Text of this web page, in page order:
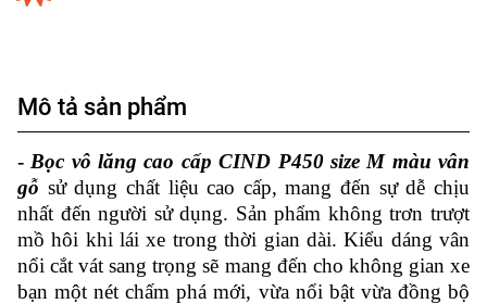
Mô tả sản phẩm
- Bọc vô lăng cao cấp CIND P450 size M màu vân
gỗ sử dụng chất liệu cao cấp, mang đến sự dễ chịu
nhất đến người sử dụng. Sản phẩm không trơn trượt
mồ hôi khi lái xe trong thời gian dài. Kiểu dáng vân
nổi cắt vát sang trọng sẽ mang đến cho không gian xe
bạn một nét chấm phá mới, vừa nổi bật vừa đồng bộ